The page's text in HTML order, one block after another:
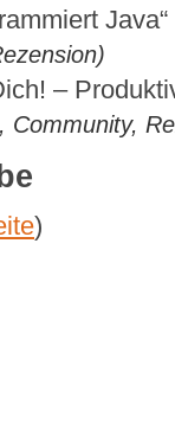
–
Community,
)